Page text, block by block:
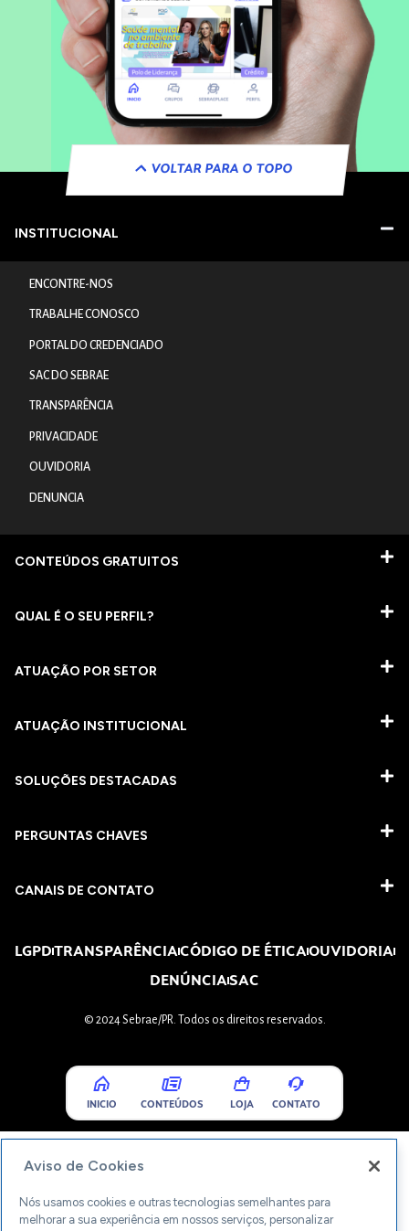
VOLTAR PARA O TOPO
INSTITUCIONAL
ENCONTRE-NOS
TRABALHE CONOSCO
PORTAL DO CREDENCIADO
SAC DO SEBRAE
TRANSPARÊNCIA
PRIVACIDADE
OUVIDORIA
DENUNCIA
CONTEÚDOS GRATUITOS
QUAL É O SEU PERFIL?
ATUAÇÃO POR SETOR
ATUAÇÃO INSTITUCIONAL
SOLUÇÕES DESTACADAS
PERGUNTAS CHAVES​
CANAIS DE CONTATO
LGPDTRANSPARÊNCIACÓDIGO DE ÉTICAOUVIDORIA
DENÚNCIASAC
© 2024 Sebrae/PR. Todos os direitos reservados.
INICIO CONTEÚDOS LOJA CONTATO
Aviso de Cookies
Nós usamos cookies e outras tecnologias semelhantes para
melhorar a sua experiência em nossos serviços, personalizar